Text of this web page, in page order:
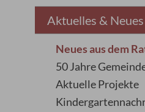
Aktuelles & Neues
Neues aus dem
50 Jahre
Aktuelle Projekte